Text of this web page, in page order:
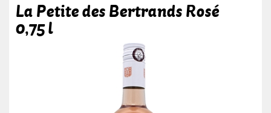
La Petite des Bertrands Rosé
0,75 l